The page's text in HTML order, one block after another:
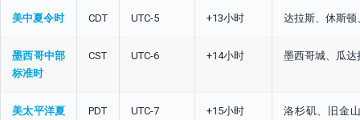
美中夏令时 CDT UTC-5 +13小时 达拉斯、休斯顿
墨西哥中部
标准时
CST UTC-6 +14小时 墨西哥城、瓜
美太平洋夏
PDT UTC-7 +15小时
洛杉矶、旧金